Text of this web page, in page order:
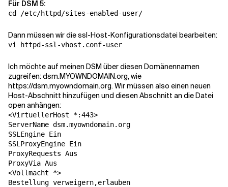
Für DSM 5:
cd /etc/httpd/sites-enabled-user/
Dann müssen wir die ssl-Host-Konfigurationsdatei bearbeiten:
vi httpd-ssl-vhost.conf-user
Ich möchte auf meinen DSM über diesen Domänennamen
zugreifen: dsm.MYOWNDOMAIN.org, wie
https://dsm.myowndomain.org. Wir müssen also einen neuen
Host-Abschnitt hinzufügen und diesen Abschnitt an die Datei
open anhängen:
<VirtuellerHost *:443>
ServerName dsm.myowndomain.org
SSLEngine Ein
SSLProxyEngine Ein
ProxyRequests Aus
ProxyVia Aus
<Vollmacht *>
Bestellung verweigern,erlauben